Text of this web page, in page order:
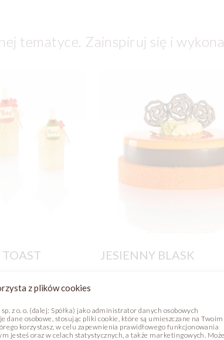
z plików cookies
z o. o. (dalej: Spółka) jako administrator danych osobowych
dane osobowe, stosując pliki cookie, które są umieszczane na Twoim
korzystasz, w celu zapewnienia prawidłowego funkcjonowania
jesteś oraz w celach statystycznych, a także marketingowych.
tematyce. Zainspiruj się i
JESIENNY BLASK